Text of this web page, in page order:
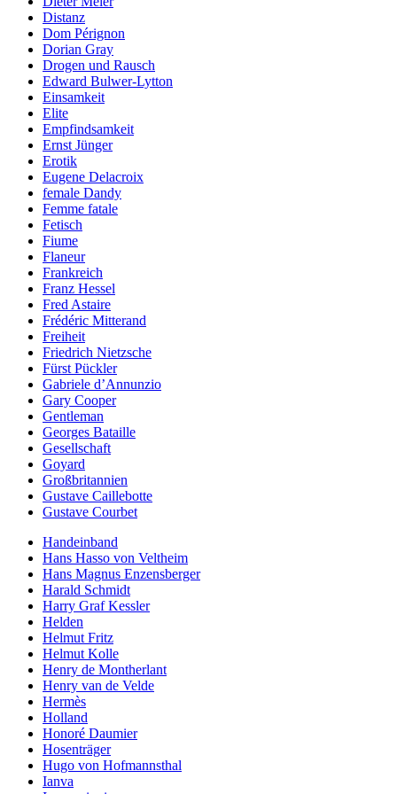
Distanz
Dom Pérignon
Dorian Gray
Drogen und Rausch
Edward Bulwer-Lytton
Einsamkeit
Elite
Empfindsamkeit
Ernst Jünger
Erotik
Eugene Delacroix
female Dandy
Femme fatale
Fetisch
Fiume
Flaneur
Frankreich
Franz Hessel
Fred Astaire
Frédéric Mitterand
Freiheit
Friedrich Nietzsche
Fürst Pückler
Gabriele d’Annunzio
Gary Cooper
Gentleman
Georges Bataille
Gesellschaft
Goyard
Großbritannien
Gustave Caillebotte
Gustave Courbet
Handeinband
Hans Hasso von Veltheim
Hans Magnus Enzensberger
Harald Schmidt
Harry Graf Kessler
Helden
Helmut Fritz
Helmut Kolle
Henry de Montherlant
Henry van de Velde
Hermès
Holland
Honoré Daumier
Hosenträger
Hugo von Hofmannsthal
Ianva